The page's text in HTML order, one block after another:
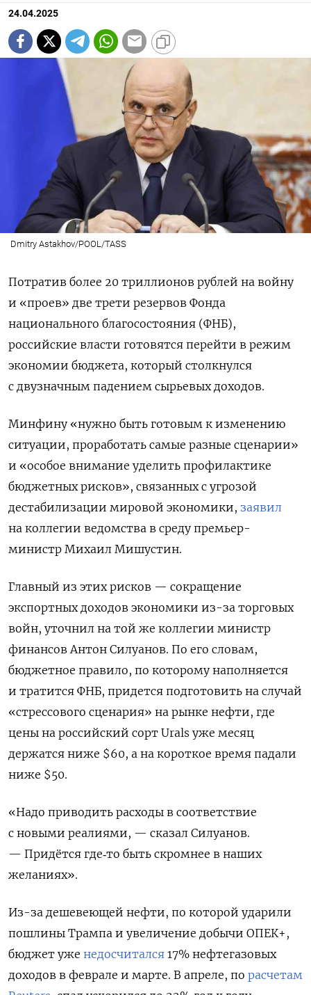
24.04.2025
Dmitry Astakhov/POOL/TASS
Потратив более 20 триллионов рублей на войну
и «проев» две трети резервов Фонда
национального благосостояния (ФНБ),
российские власти готовятся перейти в режим
экономии бюджета, который столкнулся
с двузначным падением сырьевых доходов.
Минфину «нужно быть готовым к изменению
ситуации, проработать самые разные сценарии»
и «особое внимание уделить профилактике
бюджетных рисков», связанных с угрозой
дестабилизации мировой экономики, заявил
на коллегии ведомства в среду премьер-
министр Михаил Мишустин.
Главный из этих рисков — сокращение
экспортных доходов экономики из-за торговых
войн, уточнил на той же коллегии министр
финансов Антон Силуанов. По его словам,
бюджетное правило, по которому наполняется
и тратится ФНБ, придется подготовить на случай
«стрессового сценария» на рынке нефти, где
цены на российский сорт Urals уже месяц
держатся ниже $60, а на короткое время падали
ниже $50.
«Надо приводить расходы в соответствие
с новыми реалиями, — сказал Силуанов.
— Придётся где‑то быть скромнее в наших
желаниях».
Из-за дешевеющей нефти, по которой ударили
пошлины Трампа и увеличение добычи ОПЕК+,
бюджет уже недосчитался 17% нефтегазовых
доходов в феврале и марте. В апреле, по расчетам